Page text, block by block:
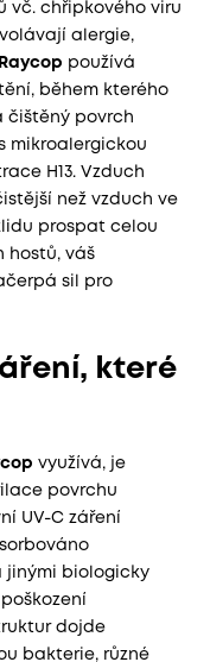
vč. chřipkového viru
alergie,
Raycop používá
během kterého
čištěný povrch
mikroalergickou
H13. Vzduch
než vzduch ve
prospat celou
hostů, váš
sil pro
které
využívá, je
povrchu
UV-C záření
jinými biologicky
dojde
bakterie, různé